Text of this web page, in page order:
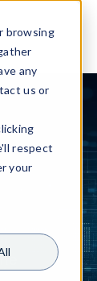
browsing
any
us or
respect
your